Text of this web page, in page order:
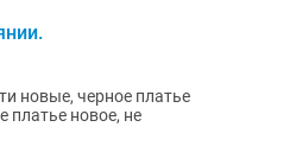
новые, черное платье
платье новое, не